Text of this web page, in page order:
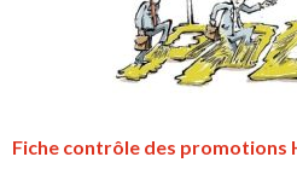
Fiche contrôle des promotions